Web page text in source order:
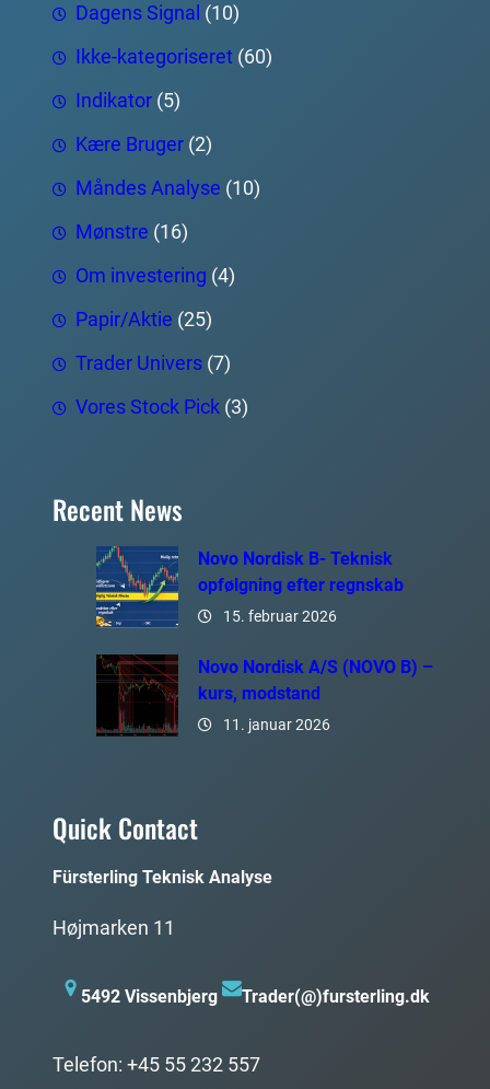
Dagens Signal (10)
Ikke-kategoriseret (60)
Indikator (5)
Kære Bruger (2)
Måndes Analyse (10)
Mønstre (16)
Om investering (4)
Papir/Aktie (25)
Trader Univers (7)
Vores Stock Pick (3)
Recent News
Novo Nordisk B- Teknisk
opfølgning efter regnskab
15. februar 2026
Novo Nordisk A/S (NOVO B) –
kurs, modstand
11. januar 2026
Quick Contact
Fürsterling Teknisk Analyse
Højmarken 11
5492 Vissenbjerg Trader(@)fursterling.dk
Telefon: +45 55 232 557